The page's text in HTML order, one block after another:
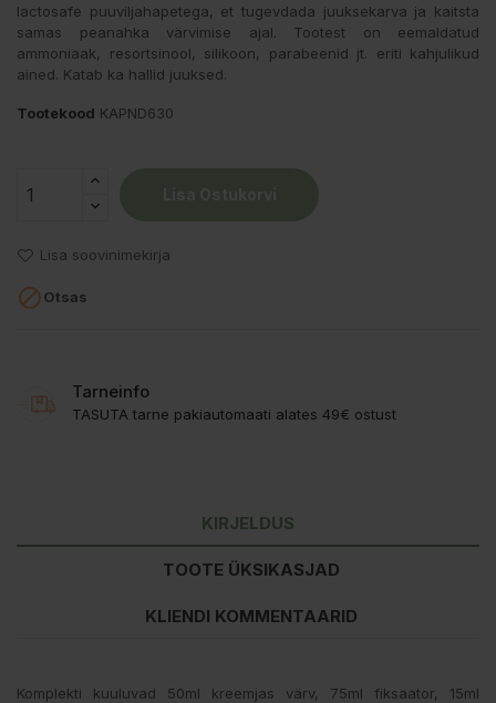
lactosafe puuviljahapetega, et tugevdada juuksekarva ja kaitsta
samas peanahka värvimise ajal. Tootest on eemaldatud
ammoniaak, resortsinool, silikoon, parabeenid jt. eriti kahjulikud
ained. Katab ka hallid juuksed.
Tootekood KAPND630
Lisa soovinimekirja
Otsas
Tarneinfo
TASUTA tarne pakiautomaati alates 49€ ostust
KIRJELDUS
TOOTE ÜKSIKASJAD
KLIENDI KOMMENTAARID
Komplekti kuuluvad 50ml kreemjas värv, 75ml fiksaator, 15ml